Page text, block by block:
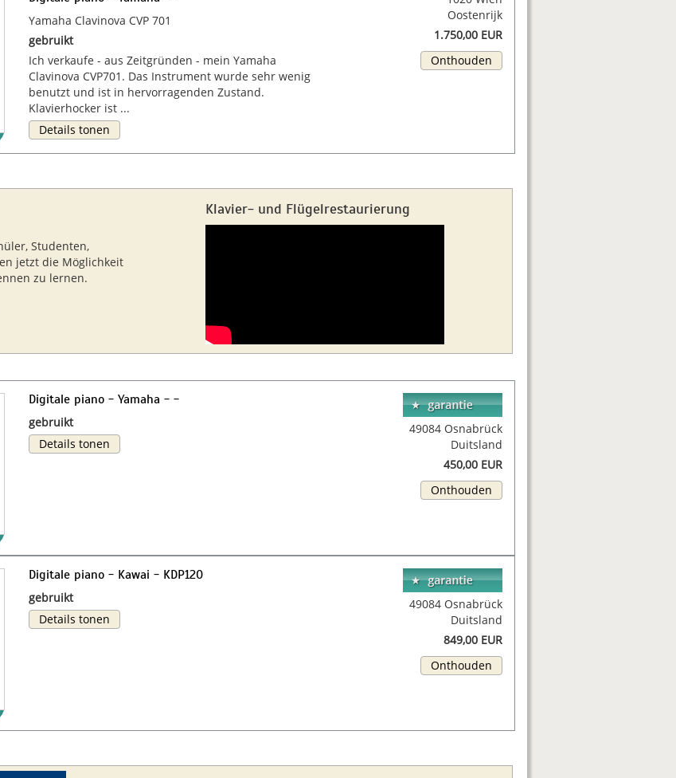
Yamaha Clavinova CVP 701
gebruikt
Ich verkaufe - aus Zeitgründen - mein Yamaha
Clavinova CVP701. Das Instrument wurde sehr wenig
benutzt und ist in hervorragenden Zustand.
Klavierhocker ist ...
Details tonen
Oostenrijk
1.750,00 EUR
Onthouden
Studenten,
jetzt die Möglichkeit
zu lernen.
Klavier- und Flügelrestaurierung
Digitale piano - Yamaha - -
gebruikt
Details tonen
49084 Osnabrück
Duitsland
450,00 EUR
Onthouden
Digitale piano - Kawai - KDP120
gebruikt
Details tonen
49084 Osnabrück
Duitsland
849,00 EUR
Onthouden